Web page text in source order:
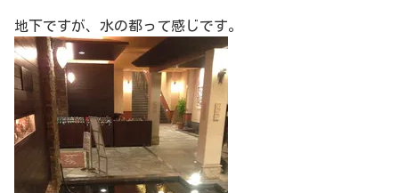
地下ですが、水の都って感じです。